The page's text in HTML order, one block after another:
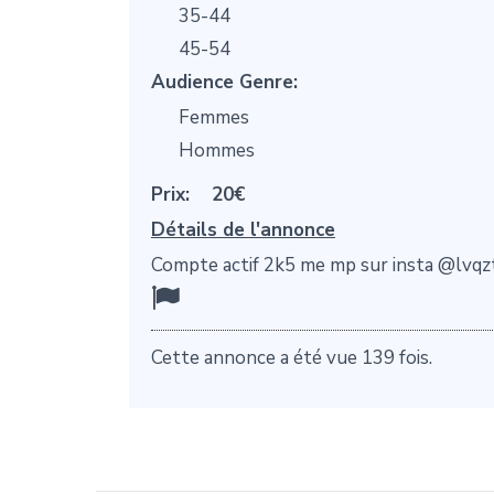
35-44
45-54
Audience Genre:
Femmes
Hommes
Prix:
20€
Détails de l'annonce
Compte actif 2k5 me mp sur insta
Cette annonce a été vue 139 fois.